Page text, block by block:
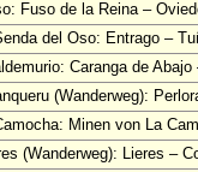
Fuso de la Reina –
del Oso: Entrago –
Caranga de Abajo
(Wanderweg):
Minen von La
(Wanderweg): Lieres –